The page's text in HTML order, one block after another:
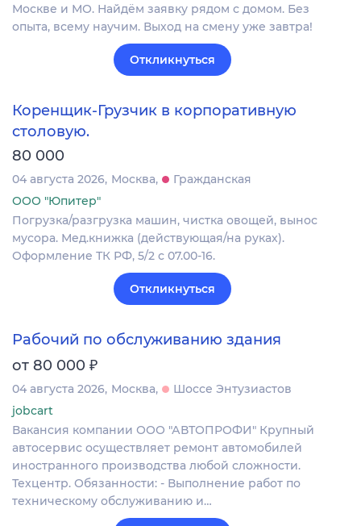
Москве и МО. Найдём заявку рядом с домом. Без
опыта, всему научим. Выход на смену уже завтра!
Откликнуться
Коренщик-Грузчик в корпоративную
столовую.
80 000
04 августа 2026 Москва
Гражданская
ООО "Юпитер"
Погрузка/разгрузка машин, чистка овощей, вынос
мусора. Мед.книжка (действующая/на руках).
Оформление ТК РФ, 5/2 с 07.00-16.
Откликнуться
Рабочий по обслуживанию здания
от 80 000 ₽
04 августа 2026 Москва
Шоссе Энтузиастов
jobcart
Вакансия компании ООО "АВТОПРОФИ" Крупный
автосервис осуществляет ремонт автомобилей
иностранного производства любой сложности.
Техцентр. Обязанности: - Выполнение работ по
техническому обслуживанию и…